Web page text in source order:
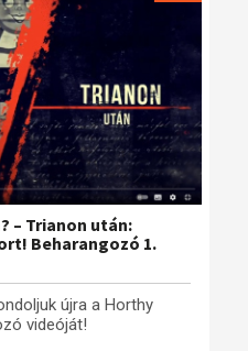
– Trianon után:
Beharangozó 1.
újra a Horthy
videóját!